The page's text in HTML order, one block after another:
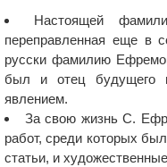
Настоящей
переправленная еще в
русски фамилию
был и отец будущего
явлением.
За свою жизнь С.
работ, среди которых
статьи, и